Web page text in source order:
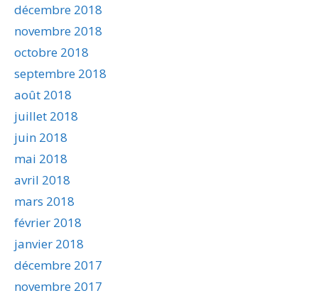
décembre 2018
novembre 2018
octobre 2018
septembre 2018
août 2018
juillet 2018
juin 2018
mai 2018
avril 2018
mars 2018
février 2018
janvier 2018
décembre 2017
novembre 2017